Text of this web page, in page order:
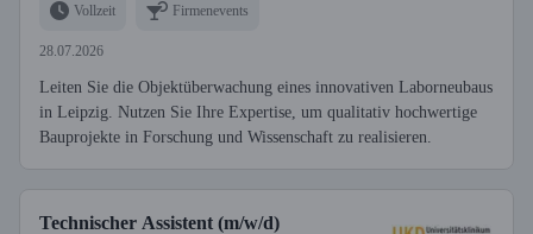
Vollzeit Firmenevents
28.07.2026
Leiten Sie die Objektüberwachung eines innovativen Laborneubaus
in Leipzig. Nutzen Sie Ihre Expertise, um qualitativ hochwertige
Bauprojekte in Forschung und Wissenschaft zu realisieren.
Technischer Assistent (m/w/d)